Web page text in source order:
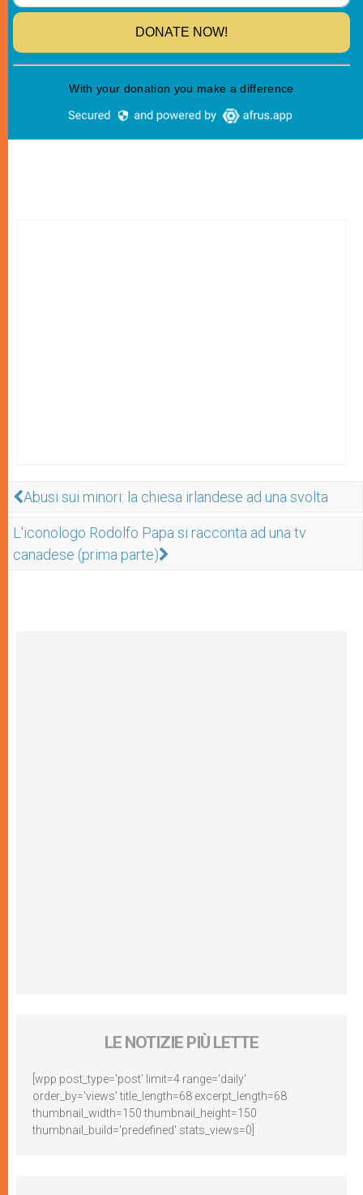
Abusi sui minori: la chiesa irlandese ad una svolta
L'iconologo Rodolfo Papa si racconta ad una tv
canadese (prima parte)
LE NOTIZIE PIÙ LETTE
[wpp post_type='post' limit=4 range='daily'
order_by='views' title_length=68 excerpt_length=68
thumbnail_width=150 thumbnail_height=150
thumbnail_build='predefined' stats_views=0]